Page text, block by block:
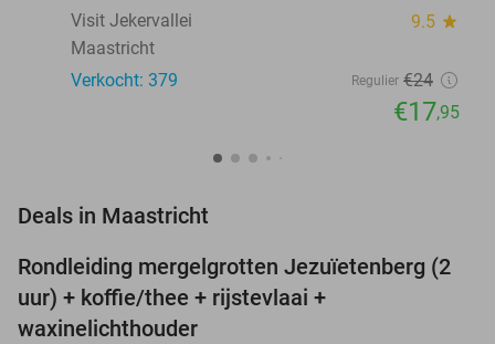
waxinelichthouder
Visit Jekervallei 9.5 star
Maastricht
Verkocht: 379
Regulier €24
€17,95
Deals in Maastricht
25%
Rondleiding mergelgrotten Jezuïetenberg (2
uur) + koffie/thee + rijstevlaai +
waxinelichthouder